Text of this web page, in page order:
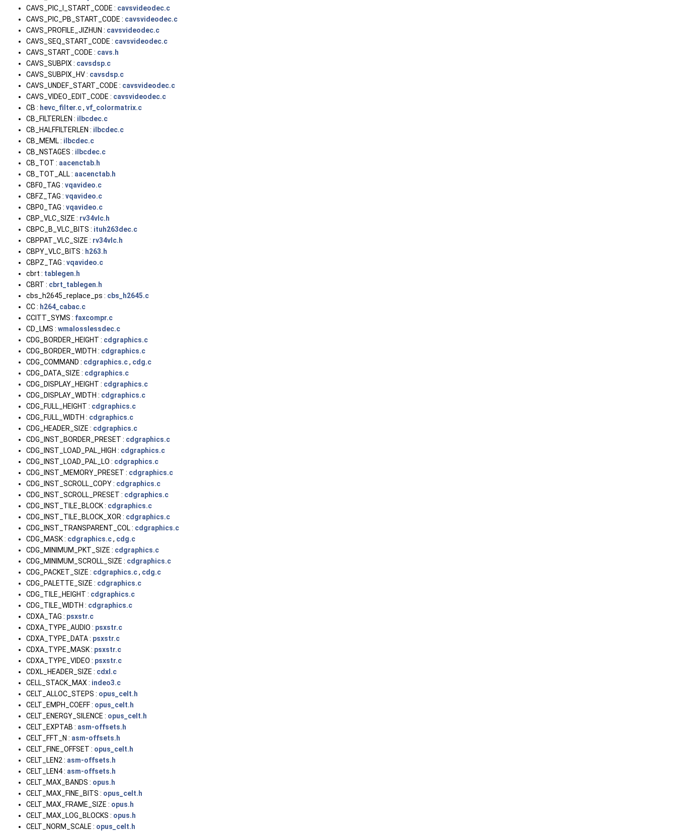
CAVS_PIC_I_START_CODE : cavsvideodec.c
CAVS_PIC_PB_START_CODE : cavsvideodec.c
CAVS_PROFILE_JIZHUN : cavsvideodec.c
CAVS_SEQ_START_CODE : cavsvideodec.c
CAVS_START_CODE : cavs.h
CAVS_SUBPIX : cavsdsp.c
CAVS_SUBPIX_HV : cavsdsp.c
CAVS_UNDEF_START_CODE : cavsvideodec.c
CAVS_VIDEO_EDIT_CODE : cavsvideodec.c
CB : hevc_filter.c, vf_colormatrix.c
CB_FILTERLEN : ilbcdec.c
CB_HALFFILTERLEN : ilbcdec.c
CB_MEML : ilbcdec.c
CB_NSTAGES : ilbcdec.c
CB_TOT : aacenctab.h
CB_TOT_ALL : aacenctab.h
CBF0_TAG : vqavideo.c
CBFZ_TAG : vqavideo.c
CBP0_TAG : vqavideo.c
CBP_VLC_SIZE : rv34vlc.h
CBPC_B_VLC_BITS : ituh263dec.c
CBPPAT_VLC_SIZE : rv34vlc.h
CBPY_VLC_BITS : h263.h
CBPZ_TAG : vqavideo.c
cbrt : tablegen.h
CBRT : cbrt_tablegen.h
cbs_h2645_replace_ps : cbs_h2645.c
CC : h264_cabac.c
CCITT_SYMS : faxcompr.c
CD_LMS : wmalosslessdec.c
CDG_BORDER_HEIGHT : cdgraphics.c
CDG_BORDER_WIDTH : cdgraphics.c
CDG_COMMAND : cdgraphics.c, cdg.c
CDG_DATA_SIZE : cdgraphics.c
CDG_DISPLAY_HEIGHT : cdgraphics.c
CDG_DISPLAY_WIDTH : cdgraphics.c
CDG_FULL_HEIGHT : cdgraphics.c
CDG_FULL_WIDTH : cdgraphics.c
CDG_HEADER_SIZE : cdgraphics.c
CDG_INST_BORDER_PRESET : cdgraphics.c
CDG_INST_LOAD_PAL_HIGH : cdgraphics.c
CDG_INST_LOAD_PAL_LO : cdgraphics.c
CDG_INST_MEMORY_PRESET : cdgraphics.c
CDG_INST_SCROLL_COPY : cdgraphics.c
CDG_INST_SCROLL_PRESET : cdgraphics.c
CDG_INST_TILE_BLOCK : cdgraphics.c
CDG_INST_TILE_BLOCK_XOR : cdgraphics.c
CDG_INST_TRANSPARENT_COL : cdgraphics.c
CDG_MASK : cdgraphics.c, cdg.c
CDG_MINIMUM_PKT_SIZE : cdgraphics.c
CDG_MINIMUM_SCROLL_SIZE : cdgraphics.c
CDG_PACKET_SIZE : cdgraphics.c, cdg.c
CDG_PALETTE_SIZE : cdgraphics.c
CDG_TILE_HEIGHT : cdgraphics.c
CDG_TILE_WIDTH : cdgraphics.c
CDXA_TAG : psxstr.c
CDXA_TYPE_AUDIO : psxstr.c
CDXA_TYPE_DATA : psxstr.c
CDXA_TYPE_MASK : psxstr.c
CDXA_TYPE_VIDEO : psxstr.c
CDXL_HEADER_SIZE : cdxl.c
CELL_STACK_MAX : indeo3.c
CELT_ALLOC_STEPS : opus_celt.h
CELT_EMPH_COEFF : opus_celt.h
CELT_ENERGY_SILENCE : opus_celt.h
CELT_EXPTAB : asm-offsets.h
CELT_FFT_N : asm-offsets.h
CELT_FINE_OFFSET : opus_celt.h
CELT_LEN2 : asm-offsets.h
CELT_LEN4 : asm-offsets.h
CELT_MAX_BANDS : opus.h
CELT_MAX_FINE_BITS : opus_celt.h
CELT_MAX_FRAME_SIZE : opus.h
CELT_MAX_LOG_BLOCKS : opus.h
CELT_NORM_SCALE : opus_celt.h